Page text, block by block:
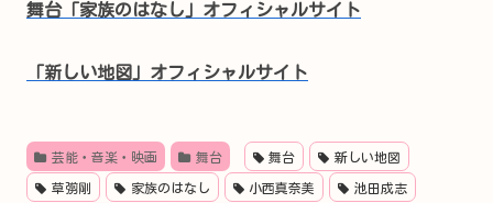
舞台「家族のはなし」オフィシャルサイト
「新しい地図」オフィシャルサイト
芸能・音楽・映画 舞台 舞台 新しい地図
草彅剛 家族のはなし 小西真奈美 池田成志